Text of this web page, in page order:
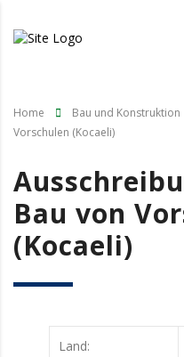
Home Bau und Konstruktion
Vorschulen (Kocaeli)
Bau von
(Kocaeli)
Land: